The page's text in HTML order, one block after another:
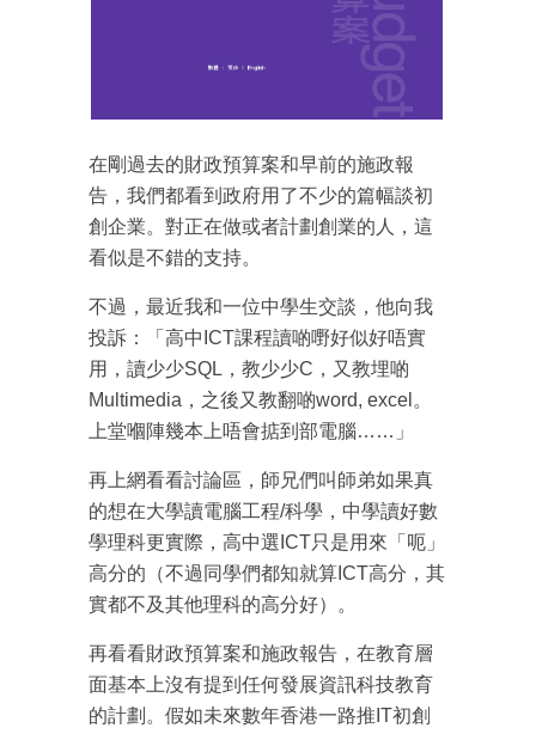
在剛過去的財政預算案和早前的施政報
告，我們都看到政府用了不少的篇幅談初
創企業。對正在做或者計劃創業的人，這
看似是不錯的支持。
不過，最近我和一位中學生交談，他向我
投訴：「高中ICT課程讀啲嘢好似好唔實
用，讀少少SQL，教少少C，又教埋啲
Multimedia，之後又教翻啲word, excel。
上堂嗰陣幾本上唔會掂到部電腦……」
再上網看看討論區，師兄們叫師弟如果真
的想在大學讀電腦工程/科學，中學讀好數
學理科更實際，高中選ICT只是用來「呃」
高分的（不過同學們都知就算ICT高分，其
實都不及其他理科的高分好）。
再看看財政預算案和施政報告，在教育層
面基本上沒有提到任何發展資訊科技教育
的計劃。假如未來數年香港一路推IT初創